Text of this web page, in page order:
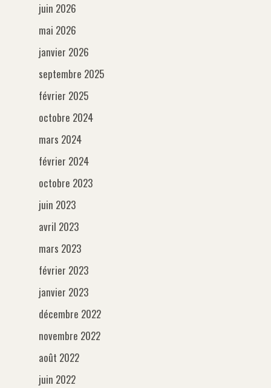
juin 2026
mai 2026
janvier 2026
septembre 2025
février 2025
octobre 2024
mars 2024
février 2024
octobre 2023
juin 2023
avril 2023
mars 2023
février 2023
janvier 2023
décembre 2022
novembre 2022
août 2022
juin 2022